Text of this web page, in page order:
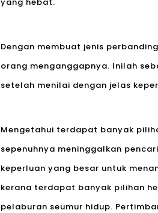
Dengan membuat jenis
orang menganggapnya. Inilah
setelah menilai dengan jelas
Mengetahui terdapat banyak
sepenuhnya meninggalkan
keperluan yang besar untuk
kerana terdapat banyak pilihan
pelaburan seumur hidup.